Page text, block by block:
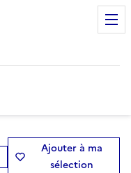
Ajouter à ma
sélection